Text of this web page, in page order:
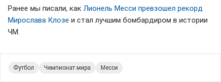
Ранее мы писали, как Лионель Месси превзошел рекорд
Мирослава Клозе и стал лучшим бомбардиром в истории
ЧМ.
Футбол Чемпионат мира Месси